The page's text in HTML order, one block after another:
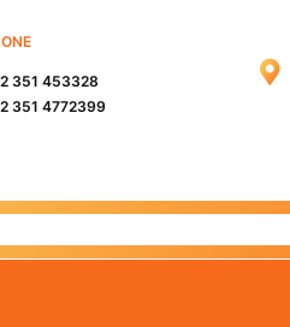
351 453328
351 4772399